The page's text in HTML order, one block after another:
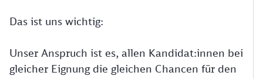
Das ist uns wichtig:
Unser Anspruch ist es, allen Kandidat:innen bei
gleicher Eignung die gleichen Chancen für den